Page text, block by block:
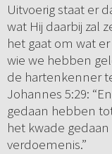
Uitvoerig staat er
wat Hij daarbij zal
het gaat om wat
wie we hebben
de hartenkenner
Johannes 5:29:
gedaan hebben
het kwade
verdoemenis.”